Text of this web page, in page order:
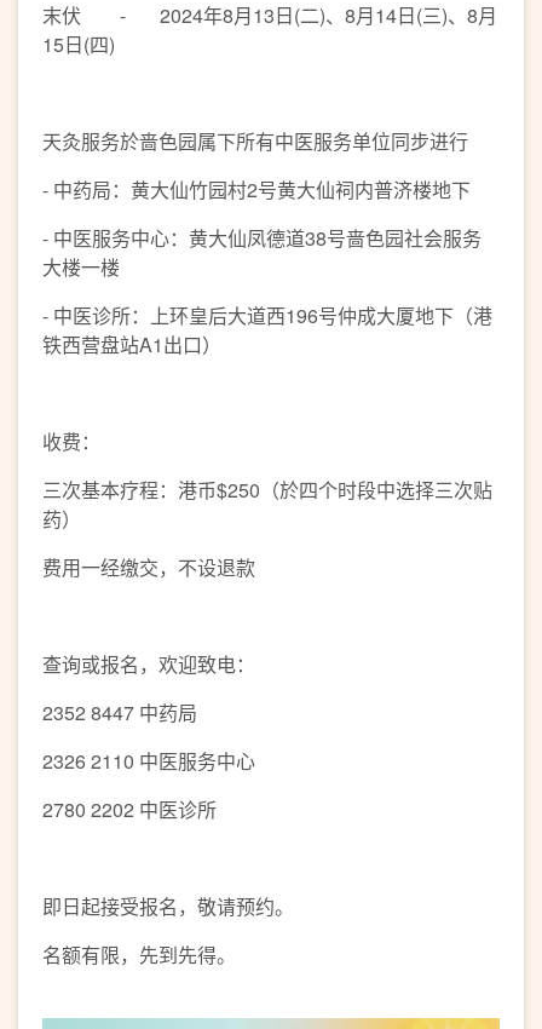
末伏 - 2024年8月13日(二)、8月14日(三)、8月
15日(四)
天灸服务於啬色园属下所有中医服务单位同步进行
- 中药局：黄大仙竹园村2号黄大仙祠内普济楼地下
- 中医服务中心：黄大仙凤德道38号啬色园社会服务
大楼一楼
- 中医诊所：上环皇后大道西196号仲成大厦地下（港
铁西营盘站A1出口）
收费：
三次基本疗程：港币$250（於四个时段中选择三次贴
药）
费用一经缴交，不设退款
查询或报名，欢迎致电：
2352 8447 中药局
2326 2110 中医服务中心
2780 2202 中医诊所
即日起接受报名，敬请预约。
名额有限，先到先得。